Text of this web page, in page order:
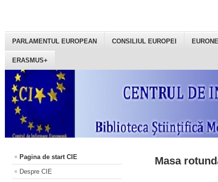
PARLAMENTUL EUROPEAN CONSILIUL EUROPEI
ERASMUS+
Pagina de start CIE
Despre CIE
Masa